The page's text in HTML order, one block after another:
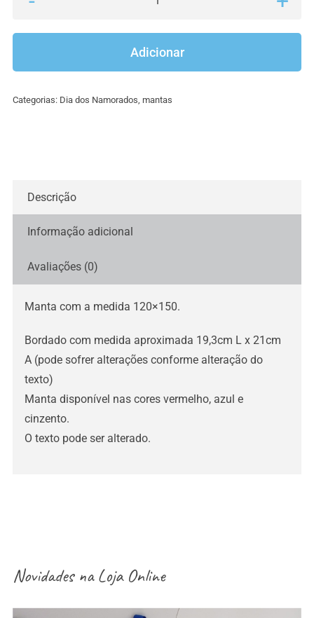
Manta
Adicionar
Categorias: Dia dos Namorados mantas
Descrição
Informação adicional
Avaliações (0)
Manta com a medida 120×150.
Bordado com medida aproximada 19,3cm L x 21cm
A (pode sofrer alterações conforme alteração do
texto)
Manta disponível nas cores vermelho, azul e
cinzento.
O texto pode ser alterado.
Novidades naLoja Online